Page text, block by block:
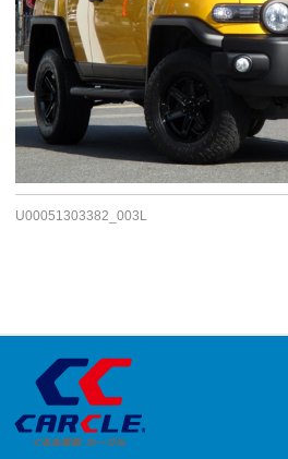
U00051303382_003L